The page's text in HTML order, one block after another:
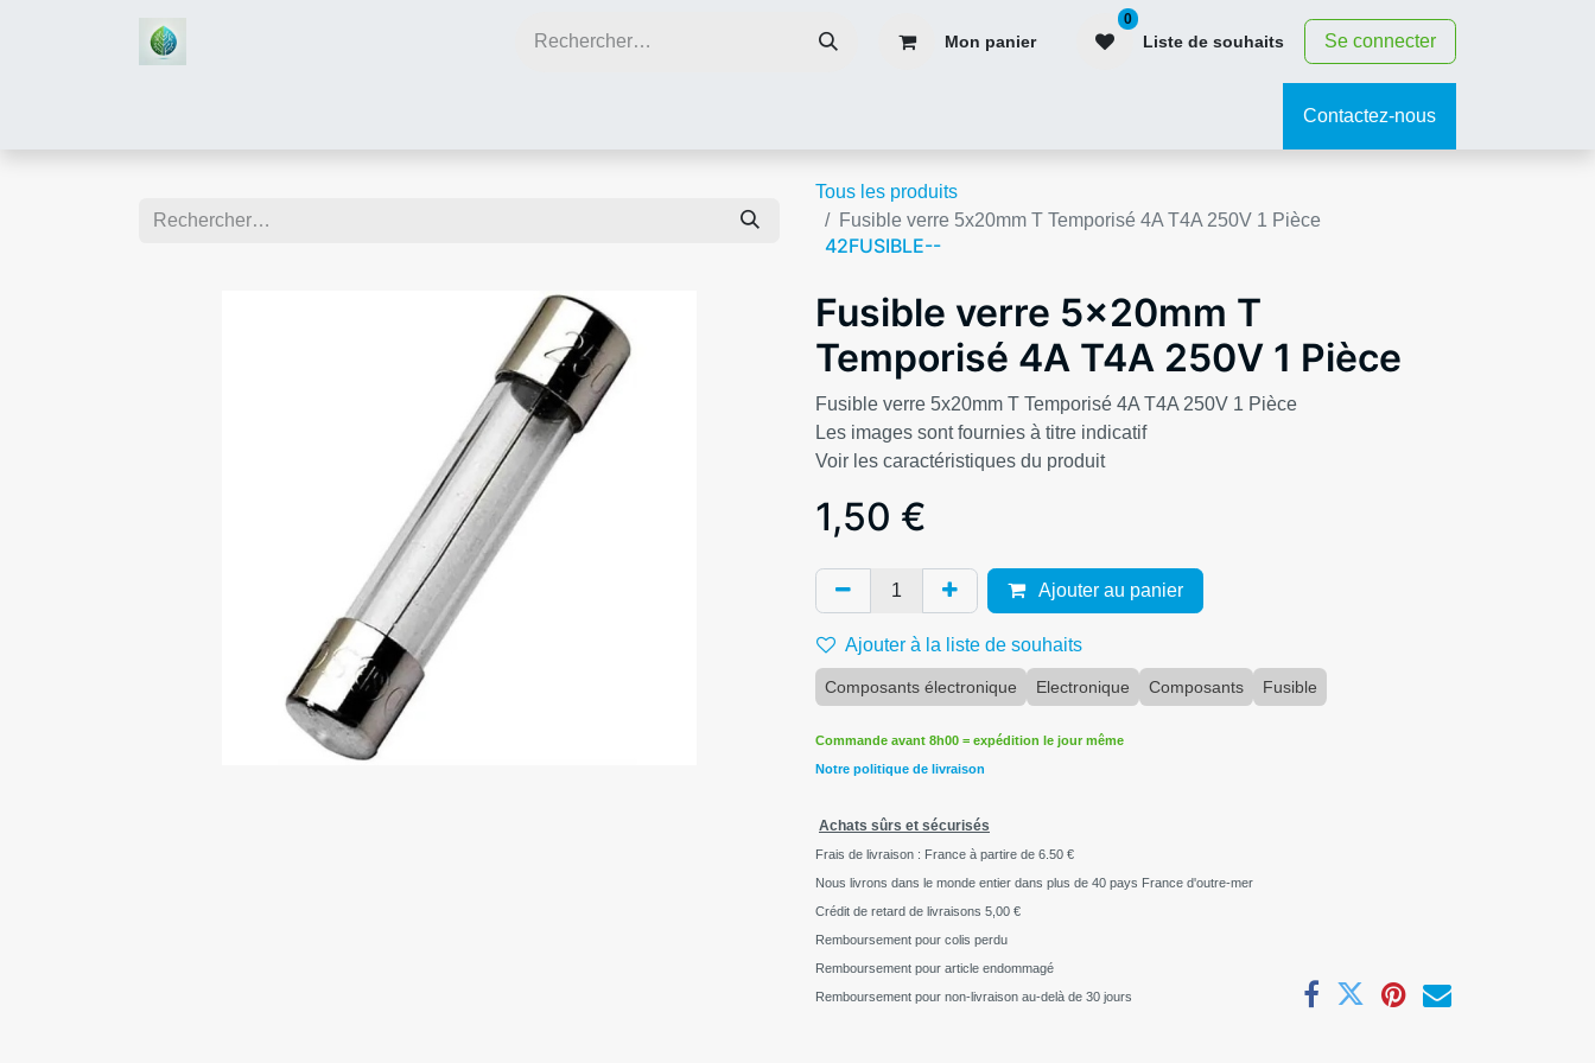
Mon panier
0
Liste de souhaits Se connecter
Contactez-nous
Tous les produits
Fusible verre 5x20mm T Temporisé 4A T4A 250V 1 Pièce
42FUSIBLE--
Fusible verre 5x20mm T
Temporisé 4A T4A 250V 1 Pièce
Fusible verre 5x20mm T Temporisé 4A T4A 250V 1 Pièce
Les images sont fournies à titre indicatif
Voir les caractéristiques du produit
1,50 €
Ajouter au panier
Ajouter à la liste de souhaits
Composants électronique Electronique Composants Fusible
Commande avant 8h00 = expédition le jour même
Notre politique de livraison
Achats sûrs et sécurisés
Frais de livraison : France à partire de 6.50 €
Nous livrons dans le monde entier dans plus de 40 pays France d'outre-mer
Crédit de retard de livraisons 5,00 €
Remboursement pour colis perdu
Remboursement pour article endommagé
Remboursement pour non-livraison au-delà de 30 jours